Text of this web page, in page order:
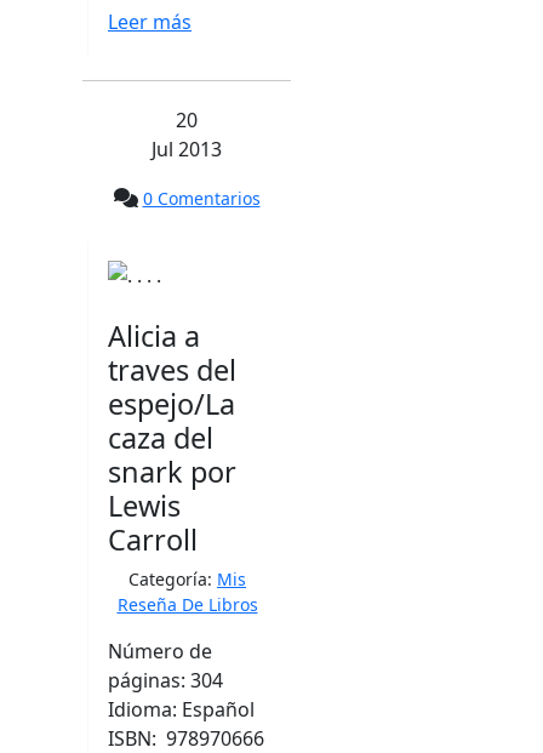
Leer más
20
Jul 2013
0 Comentarios
Alicia a
traves del
espejo/La
caza del
snark por
Lewis
Carroll
Categoría: Mis
Reseña De Libros
Número de
páginas: 304
Idioma: Español
ISBN: 978970666